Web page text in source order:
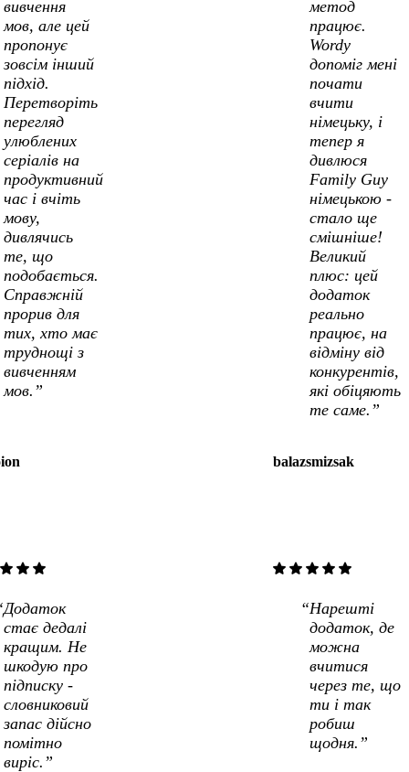
вивчення
мов, але цей
пропонує
зовсім інший
підхід.
Перетворіть
перегляд
улюблених
серіалів на
продуктивний
час і вчіть
мову,
дивлячись
те, що
подобається.
Справжній
прорив для
тих, хто має
труднощі з
вивченням
мов.”
метод
працює.
Wordy
допоміг мені
почати
вчити
німецьку, і
тепер я
дивлюся
Family Guy
німецькою -
стало ще
смішніше!
Великий
плюс: цей
додаток
реально
працює, на
відміну від
конкурентів,
які обіцяють
те саме.”
balazsmizsak
starstar
Додаток
стає дедалі
кращим. Не
шкодую про
підписку -
словниковий
запас дійсно
помітно
виріс.”
starstarstarstarstar
Нарешті
додаток, де
можна
вчитися
через те, що
ти і так
робиш
щодня.”